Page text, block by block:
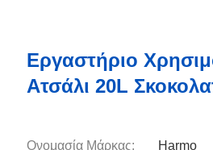
Εργαστήριο
Ατσάλι 20L
Ονομασία Μάρκας: Harmo